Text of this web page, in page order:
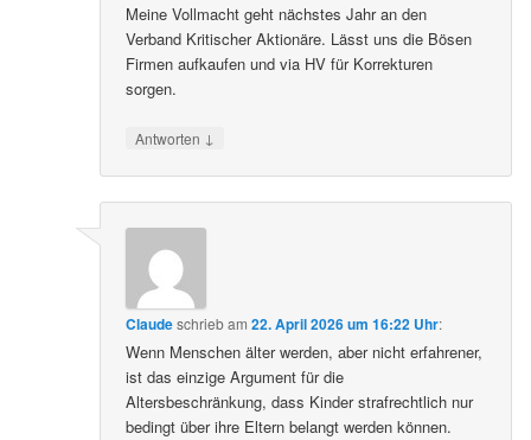
Meine Vollmacht geht nächstes Jahr an den
Verband Kritischer Aktionäre. Lässt uns die Bösen
Firmen aufkaufen und via HV für Korrekturen
sorgen.
Antworten ↓
Claudeschriebam22. April 2026 um 16:22 Uhr:
Wenn Menschen älter werden, aber nicht erfahrener,
ist das einzige Argument für die
Altersbeschränkung, dass Kinder strafrechtlich nur
bedingt über ihre Eltern belangt werden können.